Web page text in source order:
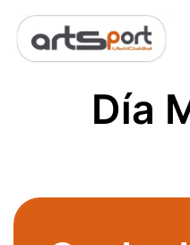
Día